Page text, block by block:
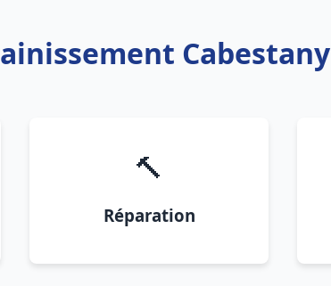
Cabestany
🔨
Réparation